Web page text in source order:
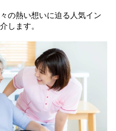
の熱い想いに迫る人気イン
します。